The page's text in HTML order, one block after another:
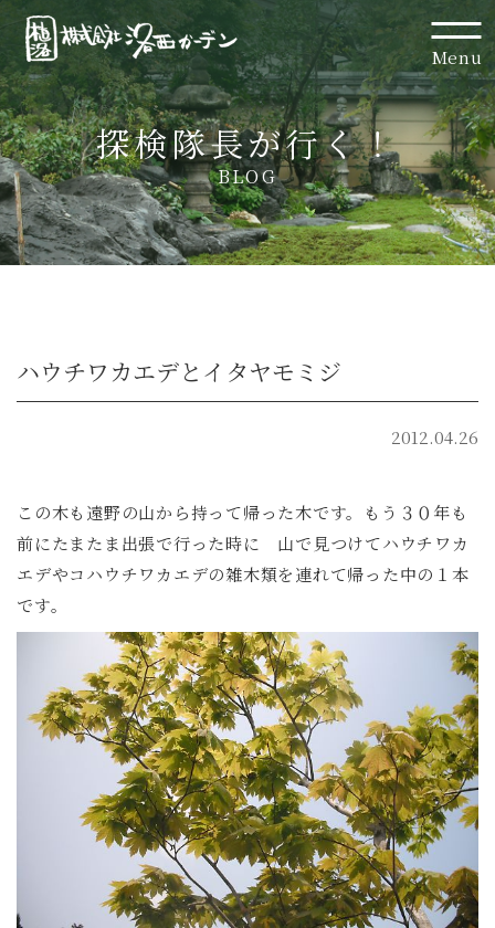
Menu
探検隊長が行く！
BLOG
ハウチワカエデとイタヤモミジ
2012.04.26
この木も遠野の山から持って帰った木です。もう３０年も
前にたまたま出張で行った時に 山で見つけてハウチワカ
エデやコハウチワカエデの雑木類を連れて帰った中の１本
です。